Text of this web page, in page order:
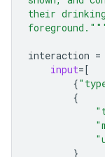
their
interaction =
input=[
{
{
}